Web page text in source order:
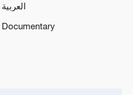
العربية
Documentary